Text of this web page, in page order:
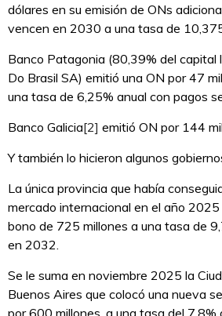
dólares en su emisión de ONs
vencen en 2030 a una tasa de
Banco Patagonia (80,39% del capital
Do Brasil SA) emitió una ON por 47
una tasa de 6,25% anual con pagos
Banco Galicia[2] emitió ON por 144
Y también lo hicieron algunos
La única provincia que había
mercado internacional en el año
bono de 725 millones a una tasa de
en 2032.
Se le suma en noviembre 2025 la
Buenos Aires que colocó una nueva